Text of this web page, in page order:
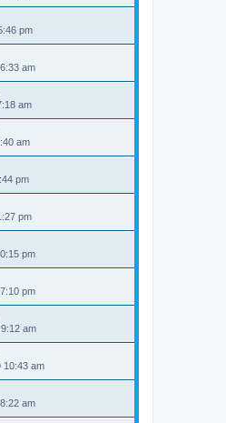
pm
am
am
am
pm
pm
pm
pm
am
10:43 am
am